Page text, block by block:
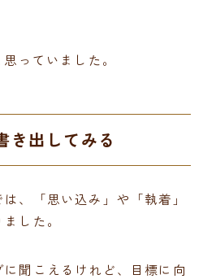
っていました。
き出してみる
、「思い込み」や「執着」
した。
聞こえるけれど、目標に向